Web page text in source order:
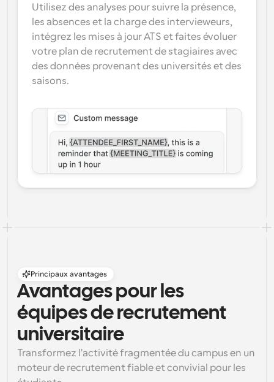
Utilisez des analyses pour suivre la présence,
les absences et la charge des intervieweurs,
intégrez les mises à jour ATS et faites évoluer
votre plan de recrutement de stagiaires avec
des données provenant des universités et des
saisons.
Principaux avantages
Avantages pour les
équipes de recrutement
universitaire
Transformez l'activité fragmentée du campus en un
moteur de recrutement fiable et convivial pour les